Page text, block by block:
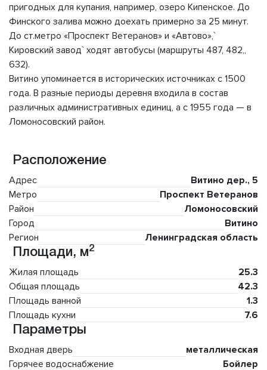
пригодных для купания, например, озеро Кипенское. До
Финского залива можно доехать примерно за 25 минут.
До ст.метро «Проспект Ветеранов» и «Автово»,`
Кировский завод` ходят автобусы (маршруты 487, 482,,
632).
Витино упоминается в исторических источниках с 1500
года. В разные периоды деревня входила в состав
различных административных единиц, а с 1955 года — в
Ломоносовский район.
Расположение
Адрес
Витино дер., 5
Метро
Проспект Ветеранов
Район
Ломоносовский
Город
Витино
Регион
Ленинградская область
Площади, м2
Жилая площадь
25.3
Общая площадь
42.3
Площадь ванной
1.3
Площадь кухни
7.6
Параметры
Входная дверь
металлическая
Горячее водоснабжение
Бойлер